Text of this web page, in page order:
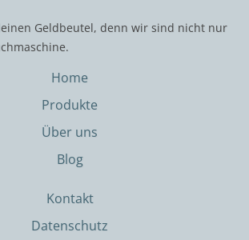
Geldbeutel, denn wir sind nicht nur
Home
Produkte
Über uns
Blog
Kontakt
Datenschutz